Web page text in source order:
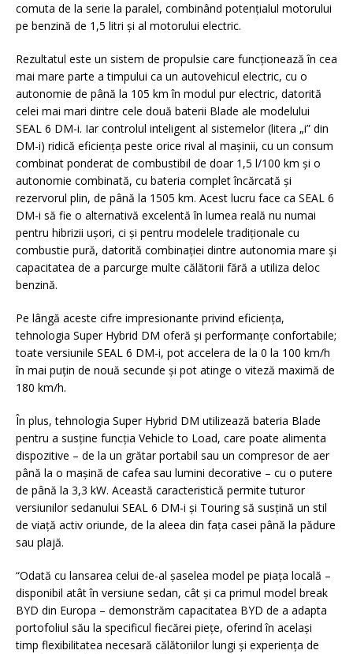
comuta de la serie la paralel, combinând potențialul motorului
pe benzină de 1,5 litri și al motorului electric.
Rezultatul este un sistem de propulsie care funcționează în cea
mai mare parte a timpului ca un autovehicul electric, cu o
autonomie de până la 105 km în modul pur electric, datorită
celei mai mari dintre cele două baterii Blade ale modelului
SEAL 6 DM-i. Iar controlul inteligent al sistemelor (litera „i” din
DM-i) ridică eficiența peste orice rival al mașinii, cu un consum
combinat ponderat de combustibil de doar 1,5 l/100 km și o
autonomie combinată, cu bateria complet încărcată și
rezervorul plin, de până la 1505 km. Acest lucru face ca SEAL 6
DM-i să fie o alternativă excelentă în lumea reală nu numai
pentru hibrizii ușori, ci și pentru modelele tradiționale cu
combustie pură, datorită combinației dintre autonomia mare și
capacitatea de a parcurge multe călătorii fără a utiliza deloc
benzină.
Pe lângă aceste cifre impresionante privind eficiența,
tehnologia Super Hybrid DM oferă și performanțe confortabile;
toate versiunile SEAL 6 DM-i, pot accelera de la 0 la 100 km/h
în mai puțin de nouă secunde și pot atinge o viteză maximă de
180 km/h.
În plus, tehnologia Super Hybrid DM utilizează bateria Blade
pentru a susține funcția Vehicle to Load, care poate alimenta
dispozitive – de la un grătar portabil sau un compresor de aer
până la o mașină de cafea sau lumini decorative – cu o putere
de până la 3,3 kW. Această caracteristică permite tuturor
versiunilor sedanului SEAL 6 DM-i și Touring să susțină un stil
de viață activ oriunde, de la aleea din fața casei până la pădure
sau plajă.
“Odată cu lansarea celui de-al șaselea model pe piața locală –
disponibil atât în versiune sedan, cât și ca primul model break
BYD din Europa – demonstrăm capacitatea BYD de a adapta
portofoliul său la specificul fiecărei piețe, oferind în același
timp flexibilitatea necesară călătoriilor lungi și experiența de